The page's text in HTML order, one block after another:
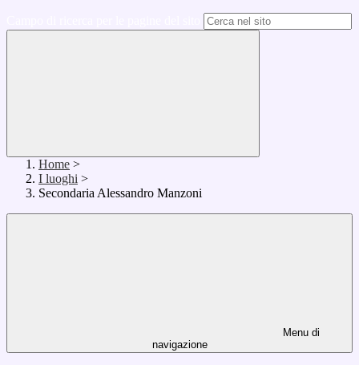
Home >
I luoghi >
Secondaria Alessandro Manzoni
Menu di
navigazione